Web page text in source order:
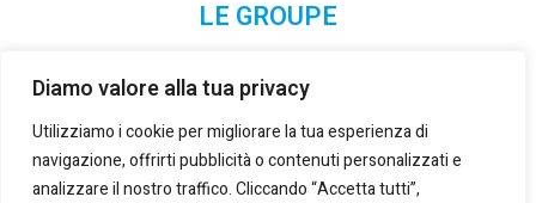
Diamo valore alla tua privacy
Utilizziamo i cookie per migliorare la tua esperienza di
navigazione, offrirti pubblicità o contenuti personalizzati e
analizzare il nostro traffico. Cliccando “Accetta tutti”,
LE GROUPE